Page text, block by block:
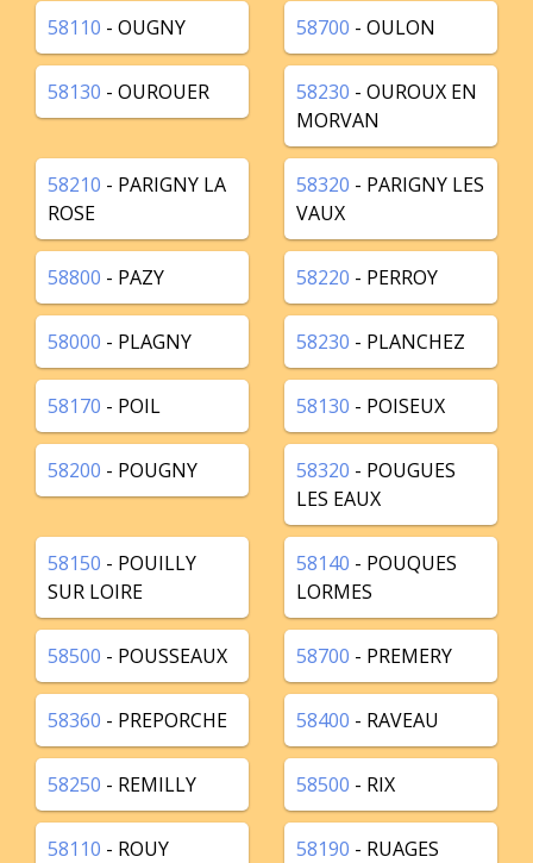
58110 - OUGNY 58700 - OULON
58130 - OUROUER 58230 - OUROUX EN
MORVAN
58210 - PARIGNY LA
ROSE
58320 - PARIGNY LES
VAUX
58800 - PAZY 58220 - PERROY
58000 - PLAGNY 58230 - PLANCHEZ
58170 - POIL 58130 - POISEUX
58200 - POUGNY 58320 - POUGUES
LES EAUX
58150 - POUILLY
SUR LOIRE
58140 - POUQUES
LORMES
58500 - POUSSEAUX 58700 - PREMERY
58360 - PREPORCHE 58400 - RAVEAU
58250 - REMILLY 58500 - RIX
58110 - ROUY 58190 - RUAGES